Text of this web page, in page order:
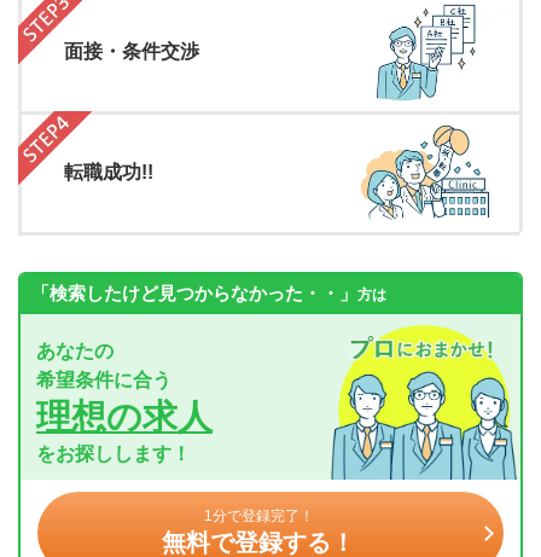
面接・条件交渉
転職成功!!
「検索したけど見つからなかった・・」 方は
あなたの
希望条件に合う
理想の求人
をお探しします！
1分で登録完了！
無料で登録する！